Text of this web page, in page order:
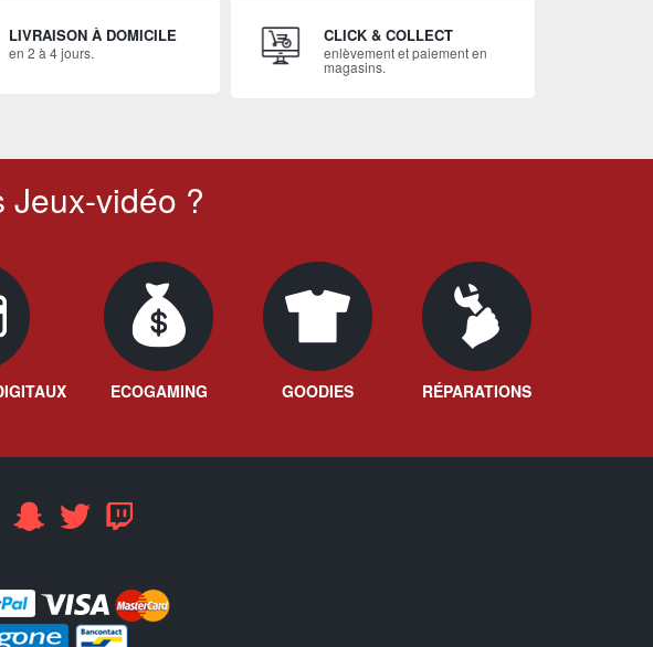
LIVRAISON À DOMICILE
en 2 à 4 jours.
CLICK & COLLECT
enlèvement et paiement en
magasins.
Jeux-vidéo ?
ECOGAMING GOODIES RÉPARATIONS